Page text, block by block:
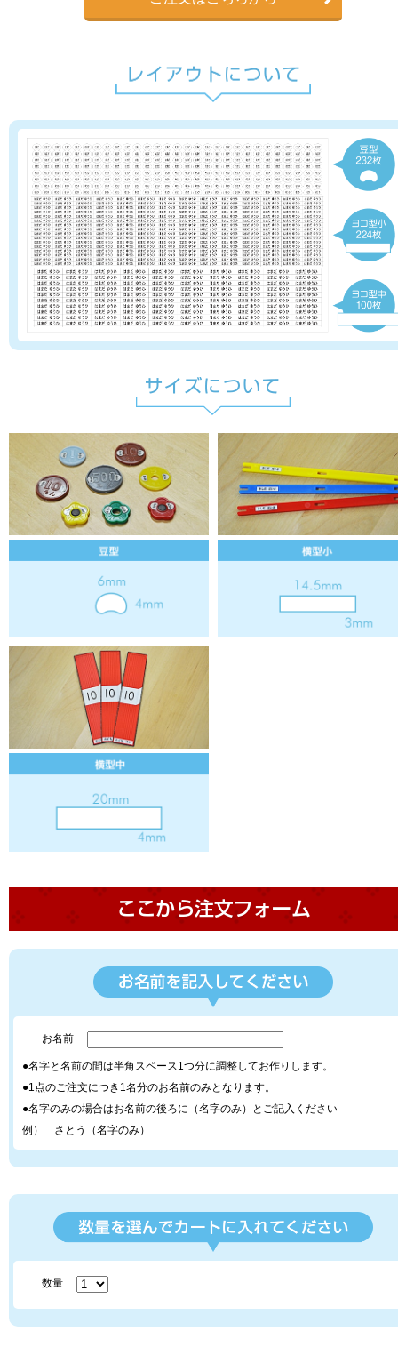
お名前
●名字と名前の間は半角スペース1つ分に調整してお作りします。
●1点のご注文につき1名分のお名前のみとなります。
●名字のみの場合はお名前の後ろに（名字のみ）とご記入ください
例） さとう（名字のみ）
数量